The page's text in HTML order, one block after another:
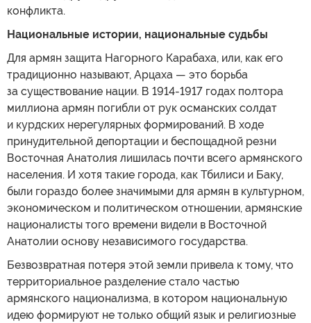
конфликта.
Национальные истории, национальные судьбы
Для армян защита Нагорного Карабаха, или, как его
традиционно называют, Арцаха — это борьба
за существование нации. В 1914-1917 годах полтора
миллиона армян погибли от рук османских солдат
и курдских нерегулярных формирований. В ходе
принудительной депортации и беспощадной резни
Восточная Анатолия лишилась почти всего армянского
населения. И хотя такие города, как Тбилиси и Баку,
были гораздо более значимыми для армян в культурном,
экономическом и политическом отношении, армянские
националисты того времени видели в Восточной
Анатолии основу независимого государства.
Безвозвратная потеря этой земли привела к тому, что
территориальное разделение стало частью
армянского национализма, в котором национальную
идею формируют не только общий язык и религиозные